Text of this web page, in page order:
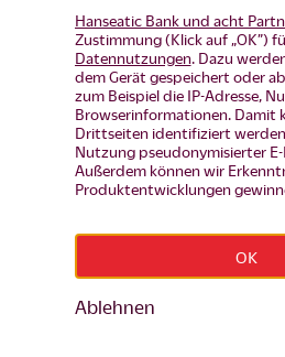
Hanseatic Bank und acht
Zustimmung (Klick auf „OK”)
Datennutzungen. Dazu
dem Gerät gespeichert oder
zum Beispiel die IP-Adresse,
Browserinformationen. Damit
Drittseiten identifiziert
Nutzung pseudonymisierter E-
Außerdem können wir
Produktentwicklungen
und Werbung
Produkt-Antrag gestellt
die bereits Bestandskunden
Werbekampagenen
OK
Ablehnen
Hilfe
Unternehmen
Hilfe